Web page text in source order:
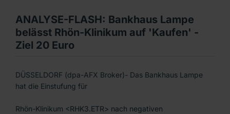
ANALYSE-FLASH: Bankhaus Lampe
belässt Rhön-Klinikum auf 'Kaufen' -
Ziel 20 Euro
DÜSSELDORF (dpa-AFX Broker)- Das Bankhaus Lampe
hat die Einstufung für
Rhön-Klinikum <RHK3.ETR> nach negativen